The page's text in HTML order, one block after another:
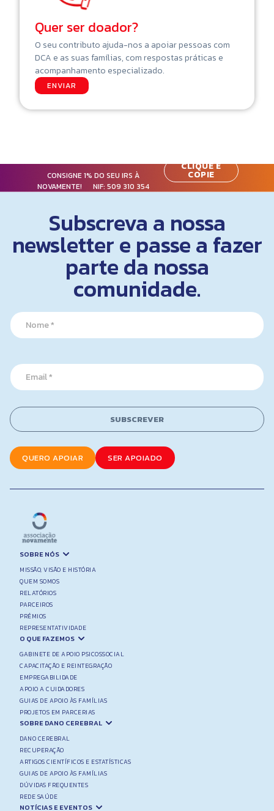
Quer ser doador?
O seu contributo ajuda-nos a apoiar pessoas com
DCA e as suas famílias, com respostas práticas e
acompanhamento especializado.
ENVIAR
CONSIGNE 1% DO SEU IRS À
NOVAMENTE! NIF:509 310 354
CLIQUE E
COPIE
Subscreva a nossa
newsletter e passe a fazer
parte da nossa
comunidade.
N
a
m
E
m
l
E
a
i
E
m
a
l
*
SUBSCREVER
QUERO APOIAR SER APOIADO
SOBRE NÓS
MISSÃO, VISÃO E HISTÓRIA
QUEM SOMOS
RELATÓRIOS
PARCEIROS
PRÉMIOS
REPRESENTATIVIDADE
O QUE FAZEMOS
GABINETE DE APOIO PSICOSSOCIAL
CAPACITAÇÃO E REINTEGRAÇÃO
EMPREGABILIDADE
APOIO A CUIDADORES
GUIAS DE APOIO ÀS FAMÍLIAS
PROJETOS EM PARCERIAS
SOBRE DANO CEREBRAL
DANO CEREBRAL
RECUPERAÇÃO
ARTIGOS CIENTÍFICOS E ESTATÍSTICAS
GUIAS DE APOIO ÀS FAMÍLIAS
DÚVIDAS FREQUENTES
REDE SAÚDE
NOTÍCIAS E EVENTOS